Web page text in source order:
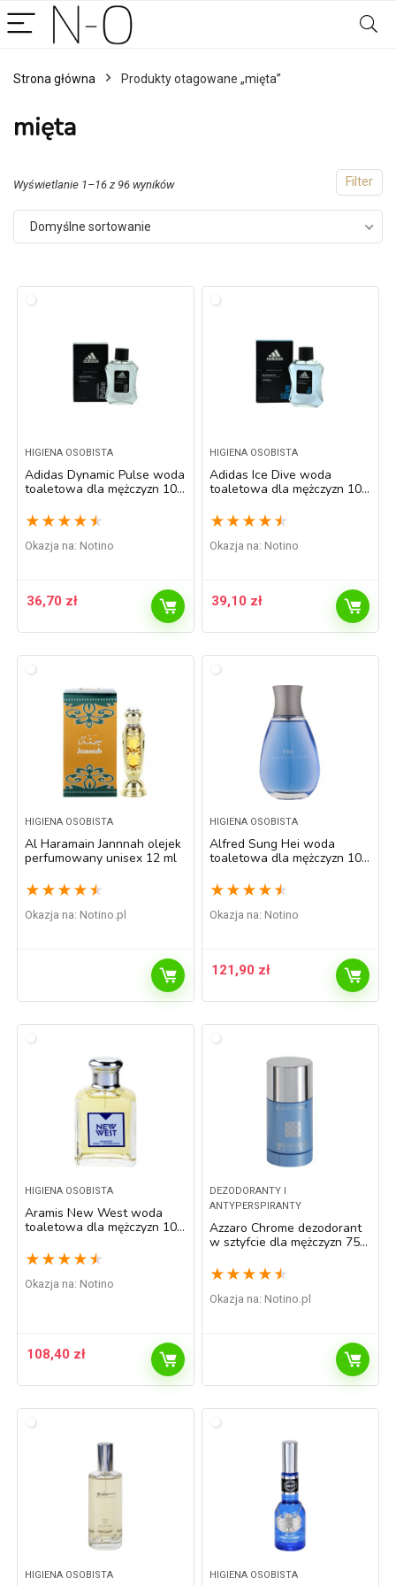
Strona główna Produkty otagowane „mięta”
mięta
Filter
Wyświetlanie 1–16 z 96 wyników
Domyślne sortowanie
HIGIENA OSOBISTA
Adidas Dynamic Pulse woda
toaletowa dla mężczyzn 100
★ ★ ★ ★ ★
Okazja na: Notino
36,70 zł
HIGIENA OSOBISTA
Adidas Ice Dive woda
toaletowa dla mężczyzn 100
★ ★ ★ ★ ★
Okazja na: Notino
39,10 zł
HIGIENA OSOBISTA
Al Haramain Jannnah olejek
perfumowany unisex 12 ml
★ ★ ★ ★ ★
Okazja na: notino.pl
HIGIENA OSOBISTA
Alfred Sung Hei woda
toaletowa dla mężczyzn 100
★ ★ ★ ★ ★
Okazja na: Notino
121,90 zł
HIGIENA OSOBISTA
Aramis New West woda
toaletowa dla mężczyzn 100
★ ★ ★ ★ ★
Okazja na: Notino
108,40 zł
DEZODORANTY I
ANTYPERSPIRANTY
Azzaro Chrome dezodorant
w sztyfcie dla mężczyzn 75
★ ★ ★ ★ ★
Okazja na: notino.pl
HIGIENA OSOBISTA HIGIENA OSOBISTA